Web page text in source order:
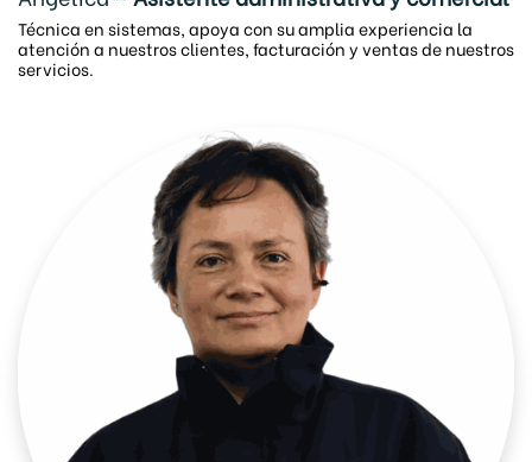
Técnica en sistemas, apoya con su amplia experiencia la
atención a nuestros clientes, facturación y ventas de nuestros
servicios.